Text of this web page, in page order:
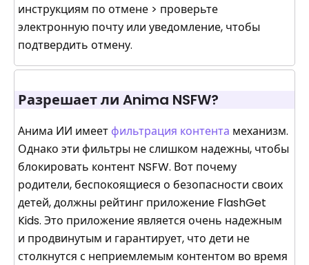
инструкциям по отмене > проверьте
электронную почту или уведомление, чтобы
подтвердить отмену.
Разрешает ли Anima NSFW?
Анима ИИ имеет фильтрация контента механизм.
Однако эти фильтры не слишком надежны, чтобы
блокировать контент NSFW. Вот почему
родители, беспокоящиеся о безопасности своих
детей, должны рейтинг приложение FlashGet
Kids. Это приложение является очень надежным
и продвинутым и гарантирует, что дети не
столкнутся с неприемлемым контентом во время